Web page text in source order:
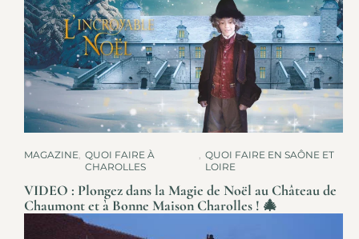
MAGAZINE QUOI FAIRE À
CHAROLLES
QUOI FAIRE EN SAÔNE ET
LOIRE
VIDEO : Plongez dans la Magie de Noël au Château de
Chaumont et à Bonne Maison Charolles ! 🎄